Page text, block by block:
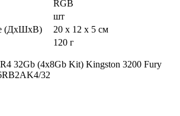
RGB
шт
(ДхШхВ)
20 x 12 x 5 см
120 г
32Gb (4x8Gb Kit) Kingston 3200 Fury
32